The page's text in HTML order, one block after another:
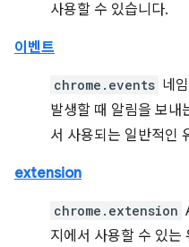
사용할 수 있습니다.
이벤트
chrome.events 네
발생할 때 알림을 보내
서 사용되는 일반적인
extension
chrome.extension
지에서 사용할 수 있는